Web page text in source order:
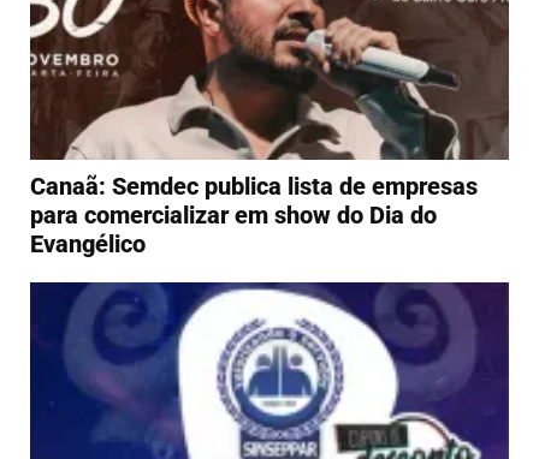
Canaã: Semdec publica lista de empresas
para comercializar em show do Dia do
Evangélico